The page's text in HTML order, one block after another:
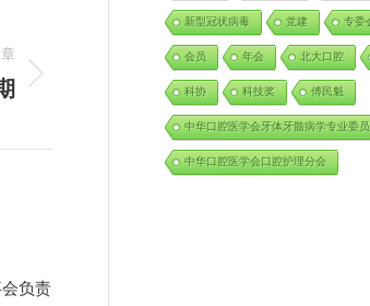
负责
新型冠状病毒 党建 专委
会员 年会 北大口腔
科协 科技奖 傅民魁
中华口腔医学会牙体牙髓病学专业委
中华口腔医学会口腔护理分会